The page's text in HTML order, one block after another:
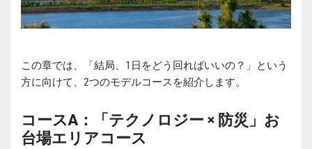
この章では、「結局、1日をどう回ればいいの？」という
方に向けて、2つのモデルコースを紹介します。
コースA：「テクノロジー × 防災」お
台場エリアコース